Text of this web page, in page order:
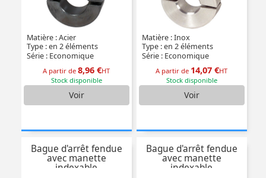
Matière : Acier
Type : en 2 éléments
Série : Economique
A partir de8,96 €HT
Stock disponible
Voir
Matière : Inox
Type : en 2 éléments
Série : Economique
A partir de 14,07 €HT
Stock disponible
Voir
Bague d'arrêt fendue
avec manette
indexable
Bague d'arrêt fendue
avec manette
indexable